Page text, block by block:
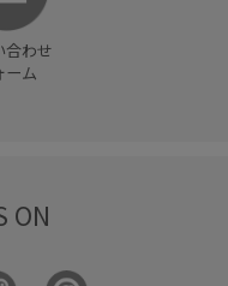
合わせ
ーム
ON